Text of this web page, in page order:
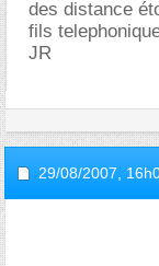
des distance
fils
JR
29/08/2007,